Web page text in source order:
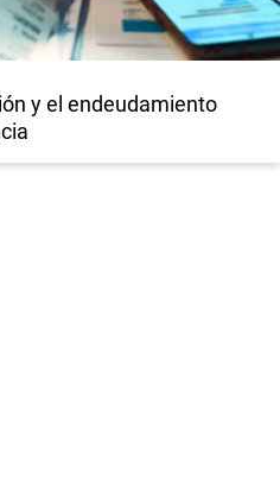
y el endeudamiento